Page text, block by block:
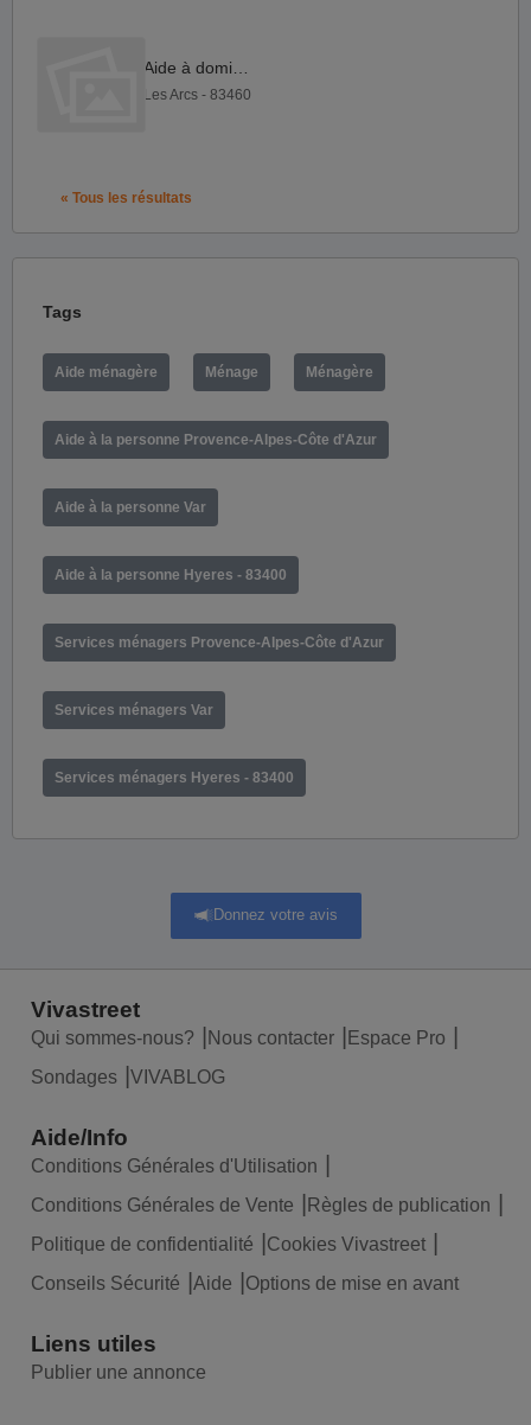
Les Arcs - 83460
« Tous les résultats
Tags
Aide ménagère Ménage Ménagère
Aide à la personne Provence-Alpes-Côte d'Azur
Aide à la personne Var
Aide à la personne Hyeres - 83400
Services ménagers Provence-Alpes-Côte d'Azur
Services ménagers Var
Services ménagers Hyeres - 83400
Donnez votre avis
Vivastreet
Qui sommes-nous? Nous contacter
Espace Pro
Sondages
VIVABLOG
Aide/Info
Conditions Générales d'Utilisation
Conditions Générales de Vente
Règles de publication
Politique de confidentialité
Cookies Vivastreet
Conseils Sécurité
Aide Options de mise en avant
Liens utiles
Publier une annonce